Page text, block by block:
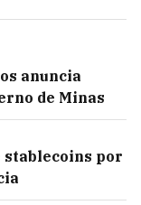
anuncia
de Minas
stablecoins por